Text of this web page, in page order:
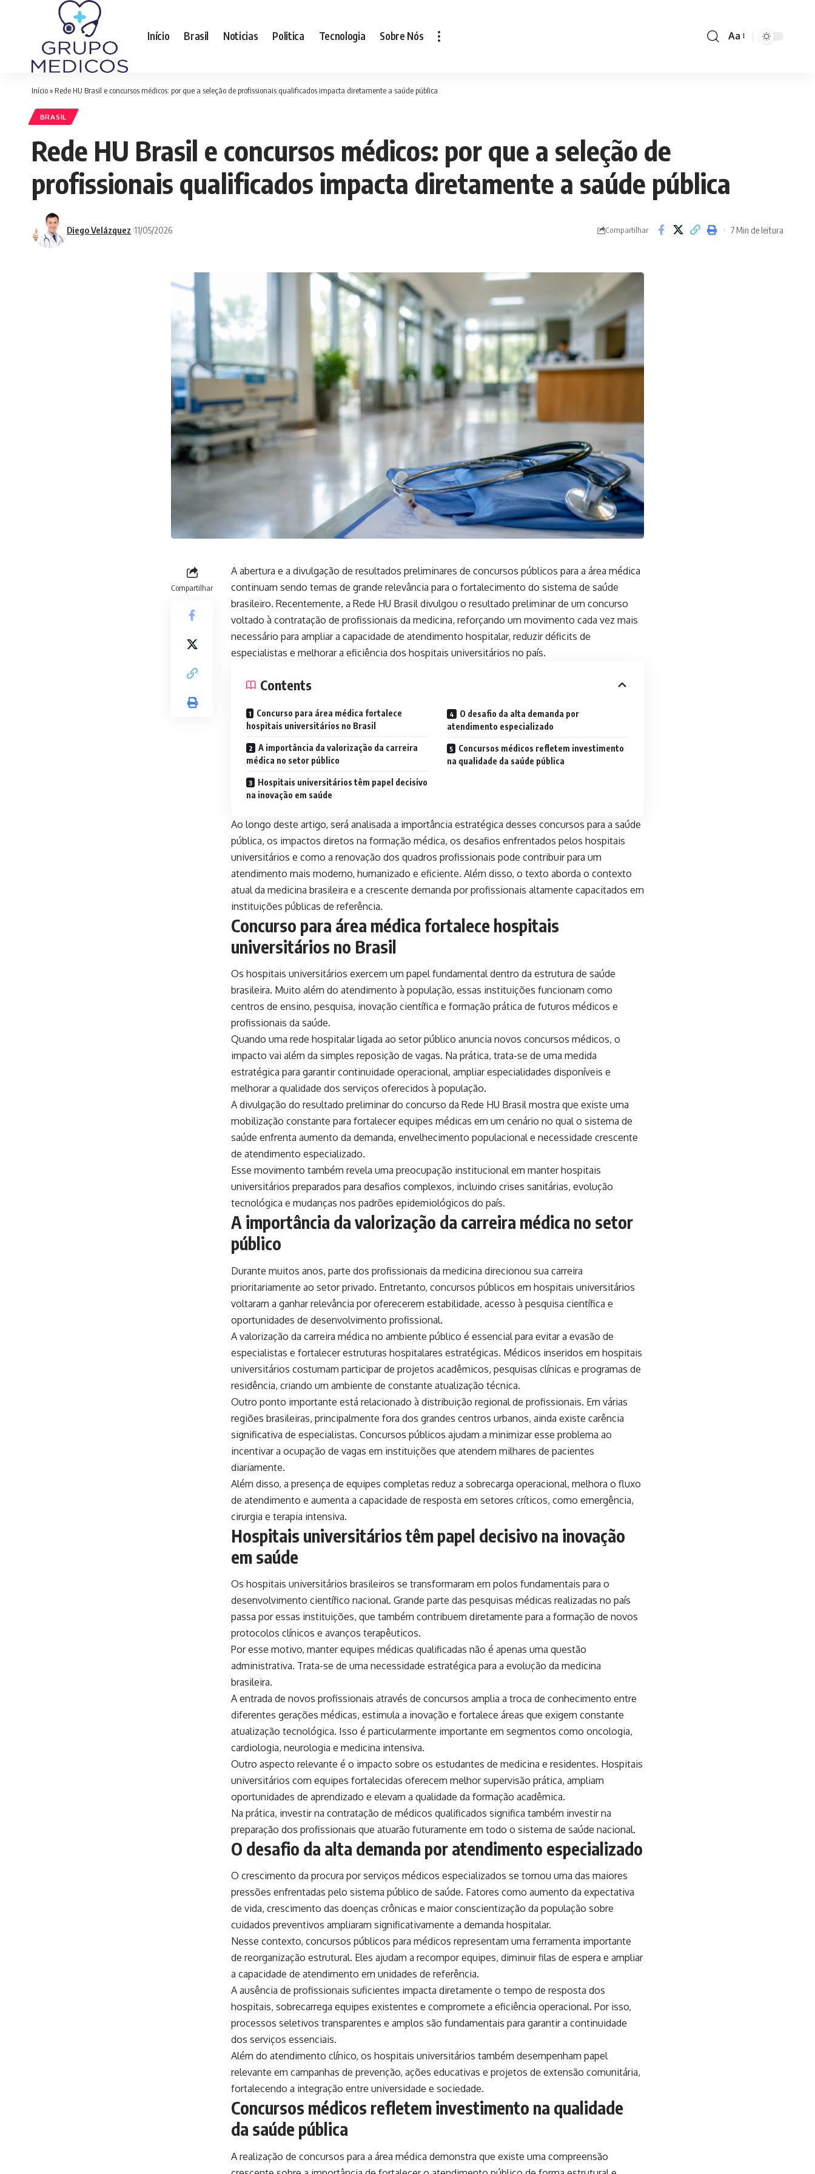
Início Brasil Noticias Politica Tecnologia Sobre Nós
Font
Aa
Início» Rede HU Brasil e concursos médicos: por que a seleção de profissionais qualificados impacta diretamente a saúde pública
BRASIL
Rede HU Brasil e concursos médicos: por que a seleção de
profissionais qualificados impacta diretamente a saúde pública
Diego Velázquez 11/05/2026 Compartilhar 7 Min de leitura
Compartilhar
A abertura e a divulgação de resultados preliminares de concursos públicos para a área médica
continuam sendo temas de grande relevância para o fortalecimento do sistema de saúde
brasileiro. Recentemente, a Rede HU Brasil divulgou o resultado preliminar de um concurso
voltado à contratação de profissionais da medicina, reforçando um movimento cada vez mais
necessário para ampliar a capacidade de atendimento hospitalar, reduzir déficits de
especialistas e melhorar a eficiência dos hospitais universitários no país.
Contents
Concurso para área médica fortalece
hospitais universitários no Brasil
A importância da valorização da carreira
médica no setor público
Hospitais universitários têm papel decisivo
na inovação em saúde
O desafio da alta demanda por
atendimento especializado
Concursos médicos refletem investimento
na qualidade da saúde pública
Ao longo deste artigo, será analisada a importância estratégica desses concursos para a saúde
pública, os impactos diretos na formação médica, os desafios enfrentados pelos hospitais
universitários e como a renovação dos quadros profissionais pode contribuir para um
atendimento mais moderno, humanizado e eficiente. Além disso, o texto aborda o contexto
atual da medicina brasileira e a crescente demanda por profissionais altamente capacitados em
instituições públicas de referência.
Concurso para área médica fortalece hospitais
universitários no Brasil
Os hospitais universitários exercem um papel fundamental dentro da estrutura de saúde
brasileira. Muito além do atendimento à população, essas instituições funcionam como
centros de ensino, pesquisa, inovação científica e formação prática de futuros médicos e
profissionais da saúde.
Quando uma rede hospitalar ligada ao setor público anuncia novos concursos médicos, o
impacto vai além da simples reposição de vagas. Na prática, trata-se de uma medida
estratégica para garantir continuidade operacional, ampliar especialidades disponíveis e
melhorar a qualidade dos serviços oferecidos à população.
A divulgação do resultado preliminar do concurso da Rede HU Brasil mostra que existe uma
mobilização constante para fortalecer equipes médicas em um cenário no qual o sistema de
saúde enfrenta aumento da demanda, envelhecimento populacional e necessidade crescente
de atendimento especializado.
Esse movimento também revela uma preocupação institucional em manter hospitais
universitários preparados para desafios complexos, incluindo crises sanitárias, evolução
tecnológica e mudanças nos padrões epidemiológicos do país.
A importância da valorização da carreira médica no setor
público
Durante muitos anos, parte dos profissionais da medicina direcionou sua carreira
prioritariamente ao setor privado. Entretanto, concursos públicos em hospitais universitários
voltaram a ganhar relevância por oferecerem estabilidade, acesso à pesquisa científica e
oportunidades de desenvolvimento profissional.
A valorização da carreira médica no ambiente público é essencial para evitar a evasão de
especialistas e fortalecer estruturas hospitalares estratégicas. Médicos inseridos em hospitais
universitários costumam participar de projetos acadêmicos, pesquisas clínicas e programas de
residência, criando um ambiente de constante atualização técnica.
Outro ponto importante está relacionado à distribuição regional de profissionais. Em várias
regiões brasileiras, principalmente fora dos grandes centros urbanos, ainda existe carência
significativa de especialistas. Concursos públicos ajudam a minimizar esse problema ao
incentivar a ocupação de vagas em instituições que atendem milhares de pacientes
diariamente.
Além disso, a presença de equipes completas reduz a sobrecarga operacional, melhora o fluxo
de atendimento e aumenta a capacidade de resposta em setores críticos, como emergência,
cirurgia e terapia intensiva.
Hospitais universitários têm papel decisivo na inovação
em saúde
Os hospitais universitários brasileiros se transformaram em polos fundamentais para o
desenvolvimento científico nacional. Grande parte das pesquisas médicas realizadas no país
passa por essas instituições, que também contribuem diretamente para a formação de novos
protocolos clínicos e avanços terapêuticos.
Por esse motivo, manter equipes médicas qualificadas não é apenas uma questão
administrativa. Trata-se de uma necessidade estratégica para a evolução da medicina
brasileira.
A entrada de novos profissionais através de concursos amplia a troca de conhecimento entre
diferentes gerações médicas, estimula a inovação e fortalece áreas que exigem constante
atualização tecnológica. Isso é particularmente importante em segmentos como oncologia,
cardiologia, neurologia e medicina intensiva.
Outro aspecto relevante é o impacto sobre os estudantes de medicina e residentes. Hospitais
universitários com equipes fortalecidas oferecem melhor supervisão prática, ampliam
oportunidades de aprendizado e elevam a qualidade da formação acadêmica.
Na prática, investir na contratação de médicos qualificados significa também investir na
preparação dos profissionais que atuarão futuramente em todo o sistema de saúde nacional.
O desafio da alta demanda por atendimento especializado
O crescimento da procura por serviços médicos especializados se tornou uma das maiores
pressões enfrentadas pelo sistema público de saúde. Fatores como aumento da expectativa
de vida, crescimento das doenças crônicas e maior conscientização da população sobre
cuidados preventivos ampliaram significativamente a demanda hospitalar.
Nesse contexto, concursos públicos para médicos representam uma ferramenta importante
de reorganização estrutural. Eles ajudam a recompor equipes, diminuir filas de espera e ampliar
a capacidade de atendimento em unidades de referência.
A ausência de profissionais suficientes impacta diretamente o tempo de resposta dos
hospitais, sobrecarrega equipes existentes e compromete a eficiência operacional. Por isso,
processos seletivos transparentes e amplos são fundamentais para garantir a continuidade
dos serviços essenciais.
Além do atendimento clínico, os hospitais universitários também desempenham papel
relevante em campanhas de prevenção, ações educativas e projetos de extensão comunitária,
fortalecendo a integração entre universidade e sociedade.
Concursos médicos refletem investimento na qualidade
da saúde pública
A realização de concursos para a área médica demonstra que existe uma compreensão